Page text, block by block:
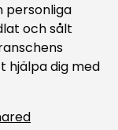
personliga
och sålt
hjälpa dig med